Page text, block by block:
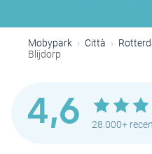
Mobypark Città
Blijdorp
4,6 28.000+